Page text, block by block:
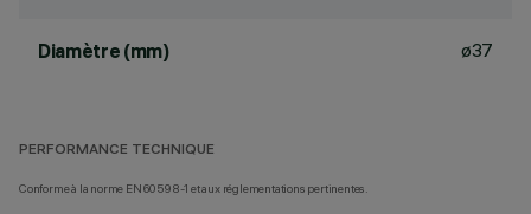
Diamètre (mm) ø37
PERFORMANCE TECHNIQUE
Conforme à la norme EN60598-1 et aux réglementations pertinentes.